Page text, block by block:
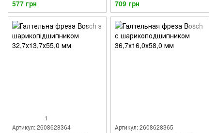
577 грн 709 грн
1
Артикул: 2608628364
Артикул: 2608628365